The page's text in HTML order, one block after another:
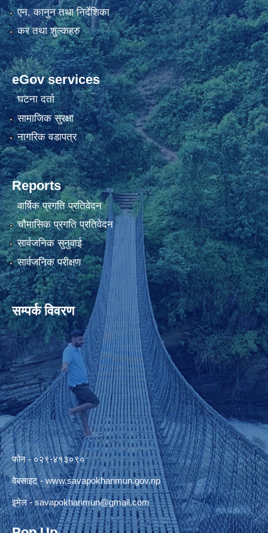
एन, कानुन तथा निर्देशिका
कर तथा शुल्कहरु
eGov services
घटना दर्ता
सामाजिक सुरक्षा
नागरिक वडापत्र
Reports
वार्षिक प्रगति प्रतिवेदन
चौमासिक प्रगति प्रतिवेदन
सार्वजनिक सुनुवाई
सार्वजनिक परीक्षण
सम्पर्क विवरण
फोन - ०२९-४१३०९०
वेबसाइट -www.savapokharimun.gov.np
इमेल -savapokharimun@gmail.com